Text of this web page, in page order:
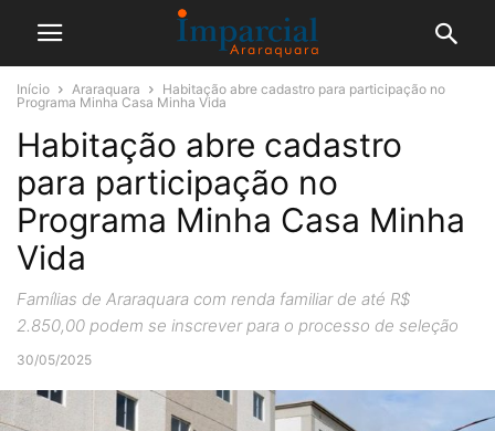
Início Araraquara
Habitação abre cadastro para participação no
Programa Minha Casa Minha Vida
Habitação abre cadastro
para participação no
Programa Minha Casa Minha
Vida
Famílias de Araraquara com renda familiar de até R$
2.850,00 podem se inscrever para o processo de seleção
30/05/2025